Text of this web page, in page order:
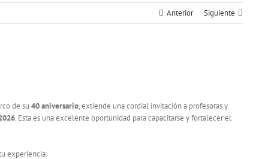
Anterior Siguiente
de su 40 aniversario, extiende una cordial invitación a profesoras y
. Esta es una excelente oportunidad para capacitarse y fortalecer el
experiencia: